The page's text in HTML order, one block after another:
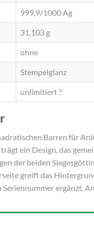
999,9/1000 Ag
31,103 g
ohne
Stempelglanz
unlimitiert ?
Barren für
ein Design, das
der beiden
greift das
ergänzt.